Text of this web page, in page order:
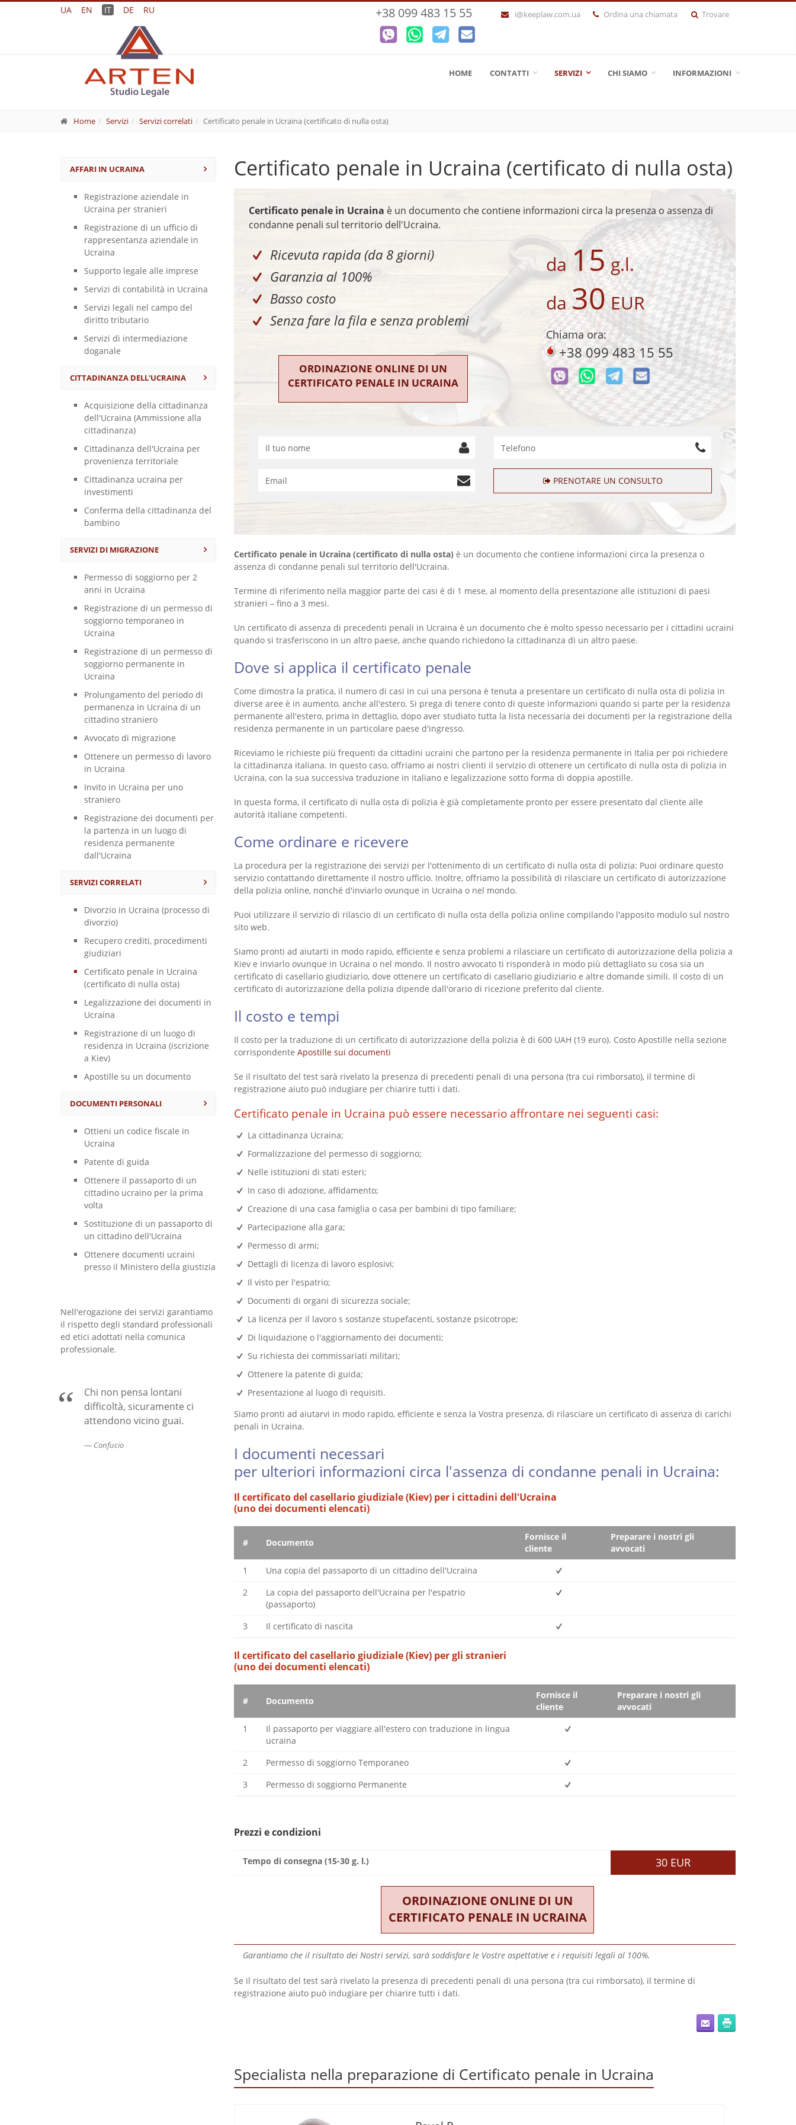
UA EN IT DE RU Trovare
Ordina una chiamata
i@keeplaw.com.ua
+38 099 483 15 55
HOME CONTATTI SERVIZI CHI SIAMO INFORMAZIONI
Home Servizi Servizi correlati Certificato penale in Ucraina (certificato di nulla osta)
AFFARI IN UCRAINA
Registrazione aziendale in
Ucraina per stranieri
Registrazione di un ufficio di
rappresentanza aziendale in
Ucraina
Supporto legale alle imprese
Servizi di contabilità in Ucraina
Servizi legali nel campo del
diritto tributario
Servizi di intermediazione
doganale
CITTADINANZA DELL'UCRAINA
Acquisizione della cittadinanza
dell'Ucraina (Ammissione alla
cittadinanza)
Cittadinanza dell'Ucraina per
provenienza territoriale
Cittadinanza ucraina per
investimenti
Conferma della cittadinanza del
bambino
SERVIZI DI MIGRAZIONE
Permesso di soggiorno per 2
anni in Ucraina
Registrazione di un permesso di
soggiorno temporaneo in
Ucraina
Registrazione di un permesso di
soggiorno permanente in
Ucraina
Prolungamento del periodo di
permanenza in Ucraina di un
cittadino straniero
Avvocato di migrazione
Ottenere un permesso di lavoro
in Ucraina
Invito in Ucraina per uno
straniero
Registrazione dei documenti per
la partenza in un luogo di
residenza permanente
dall'Ucraina
SERVIZI CORRELATI
Divorzio in Ucraina (processo di
divorzio)
Recupero crediti, procedimenti
giudiziari
Certificato penale in Ucraina
(certificato di nulla osta)
Legalizzazione dei documenti in
Ucraina
Registrazione di un luogo di
residenza in Ucraina (iscrizione
a Kiev)
Apostille su un documento
DOCUMENTI PERSONALI
Ottieni un codice fiscale in
Ucraina
Patente di guida
Ottenere il passaporto di un
cittadino ucraino per la prima
volta
Sostituzione di un passaporto di
un cittadino dell'Ucraina
Ottenere documenti ucraini
presso il Ministero della giustizia
Nell'erogazione dei servizi garantiamo
il rispetto degli standard professionali
ed etici adottati nella comunica
professionale.
Chi non pensa lontani
difficoltà, sicuramente ci
attendono vicino guai.
Confucio
Certificato penale in Ucraina (certificato di nulla osta)
Certificato penale in Ucraina è un documento che contiene informazioni circa la presenza o assenza di
condanne penali sul territorio dell'Ucraina.
Ricevuta rapida (da 8 giorni)
Garanzia al 100%
Basso costo
Senza fare la fila e senza problemi
ORDINAZIONE ONLINE DI UN
CERTIFICATO PENALE IN UCRAINA
da 15g.l.
da30EUR
Chiama ora:
+38 099 483 15 55
PRENOTARE UN CONSULTO
Certificato penale in Ucraina (certificato di nulla osta) è un documento che contiene informazioni circa la presenza o
assenza di condanne penali sul territorio dell'Ucraina.
Termine di riferimento nella maggior parte dei casi è di 1 mese, al momento della presentazione alle istituzioni di paesi
stranieri – fino a 3 mesi.
Un certificato di assenza di precedenti penali in Ucraina è un documento che è molto spesso necessario per i cittadini ucraini
quando si trasferiscono in un altro paese, anche quando richiedono la cittadinanza di un altro paese.
Dove si applica il certificato penale
Come dimostra la pratica, il numero di casi in cui una persona è tenuta a presentare un certificato di nulla osta di polizia in
diverse aree è in aumento, anche all'estero. Si prega di tenere conto di queste informazioni quando si parte per la residenza
permanente all'estero, prima in dettaglio, dopo aver studiato tutta la lista necessaria dei documenti per la registrazione della
residenza permanente in un particolare paese d'ingresso.
Riceviamo le richieste più frequenti da cittadini ucraini che partono per la residenza permanente in Italia per poi richiedere
la cittadinanza italiana. In questo caso, offriamo ai nostri clienti il servizio di ottenere un certificato di nulla osta di polizia in
Ucraina, con la sua successiva traduzione in italiano e legalizzazione sotto forma di doppia apostille.
In questa forma, il certificato di nulla osta di polizia è già completamente pronto per essere presentato dal cliente alle
autorità italiane competenti.
Come ordinare e ricevere
La procedura per la registrazione dei servizi per l'ottenimento di un certificato di nulla osta di polizia: Puoi ordinare questo
servizio contattando direttamente il nostro ufficio. Inoltre, offriamo la possibilità di rilasciare un certificato di autorizzazione
della polizia online, nonché d'inviarlo ovunque in Ucraina o nel mondo.
Puoi utilizzare il servizio di rilascio di un certificato di nulla osta della polizia online compilando l'apposito modulo sul nostro
sito web.
Siamo pronti ad aiutarti in modo rapido, efficiente e senza problemi a rilasciare un certificato di autorizzazione della polizia a
Kiev e inviarlo ovunque in Ucraina o nel mondo. Il nostro avvocato ti risponderà in modo più dettagliato su cosa sia un
certificato di casellario giudiziario, dove ottenere un certificato di casellario giudiziario e altre domande simili. Il costo di un
certificato di autorizzazione della polizia dipende dall'orario di ricezione preferito dal cliente.
Il costo e tempi
Il costo per la traduzione di un certificato di autorizzazione della polizia è di 600 UAH (19 euro). Costo Apostille nella sezione
corrispondente Apostille sui documenti
Se il risultato del test sarà rivelato la presenza di precedenti penali di una persona (tra cui rimborsato), il termine di
registrazione aiuto può indugiare per chiarire tutti i dati.
Certificato penale in Ucraina può essere necessario affrontare nei seguenti casi:
La cittadinanza Ucraina;
Formalizzazione del permesso di soggiorno;
Nelle istituzioni di stati esteri;
In caso di adozione, affidamento;
Creazione di una casa famiglia o casa per bambini di tipo familiare;
Partecipazione alla gara;
Permesso di armi;
Dettagli di licenza di lavoro esplosivi;
Il visto per l'espatrio;
Documenti di organi di sicurezza sociale;
La licenza per il lavoro s sostanze stupefacenti, sostanze psicotrope;
Di liquidazione o l'aggiornamento dei documenti;
Su richiesta dei commissariati militari;
Ottenere la patente di guida;
Presentazione al luogo di requisiti.
Siamo pronti ad aiutarvi in modo rapido, efficiente e senza la Vostra presenza, di rilasciare un certificato di assenza di carichi
penali in Ucraina.
I documenti necessari
per ulteriori informazioni circa l'assenza di condanne penali in Ucraina:
Il certificato del casellario giudiziale (Kiev) per i cittadini dell'Ucraina
(uno dei documenti elencati)
# Documento
Fornisce il
cliente
Preparare i nostri gli
avvocati
1
Una copia del passaporto di un cittadino dell'Ucraina
2
La copia del passaporto dell'Ucraina per l'espatrio
(passaporto)
3
Il certificato di nascita
Il certificato del casellario giudiziale (Kiev) per gli stranieri
(uno dei documenti elencati)
# Documento
Fornisce il
cliente
Preparare i nostri gli
avvocati
1
Il passaporto per viaggiare all'estero con traduzione in lingua
ucraina
2
Permesso di soggiorno Temporaneo
3
Permesso di soggiorno Permanente
Prezzi e condizioni
Tempo di consegna (15-30 g. l.) 30 EUR
ORDINAZIONE ONLINE DI UN
CERTIFICATO PENALE IN UCRAINA
Garantiamo che il risultato dei Nostri servizi, sarà soddisfare le Vostre aspettative e i requisiti legali al 100%.
Se il risultato del test sarà rivelato la presenza di precedenti penali di una persona (tra cui rimborsato), il termine di
registrazione aiuto può indugiare per chiarire tutti i dati.
Specialista nella preparazione di Certificato penale in Ucraina